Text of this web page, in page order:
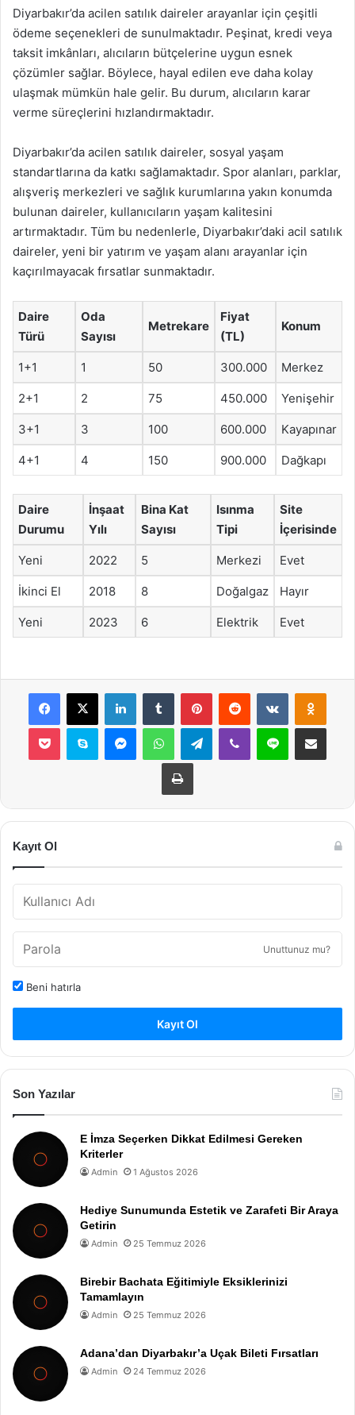
Diyarbakır’da acilen satılık daireler arayanlar için çeşitli
ödeme seçenekleri de sunulmaktadır. Peşinat, kredi veya
taksit imkânları, alıcıların bütçelerine uygun esnek
çözümler sağlar. Böylece, hayal edilen eve daha kolay
ulaşmak mümkün hale gelir. Bu durum, alıcıların karar
verme süreçlerini hızlandırmaktadır.
Diyarbakır’da acilen satılık daireler, sosyal yaşam
standartlarına da katkı sağlamaktadır. Spor alanları, parklar,
alışveriş merkezleri ve sağlık kurumlarına yakın konumda
bulunan daireler, kullanıcıların yaşam kalitesini
artırmaktadır. Tüm bu nedenlerle, Diyarbakır’daki acil satılık
daireler, yeni bir yatırım ve yaşam alanı arayanlar için
kaçırılmayacak fırsatlar sunmaktadır.
Daire
Türü
Oda
Sayısı
Metrekare
Fiyat
(TL)
Konum
1+1 1 50 300.000 Merkez
2+1 2 75 450.000 Yenişehir
3+1 3 100 600.000 Kayapınar
4+1 4 150 900.000 Dağkapı
Daire
Durumu
İnşaat
Yılı
Bina Kat
Sayısı
Isınma
Tipi
Site
İçerisinde
Yeni 2022 5 Merkezi Evet
İkinci El 2018 8 Doğalgaz Hayır
Yeni 2023 6 Elektrik Evet
Facebook
X LinkedInTumblr PinterestReddit VKontakte
Pocket Skype MessengerWhatsAppTelegramViber Line E-Posta ile
Yazdır
Kayıt Ol
Unuttunuz mu?
Beni hatırla
Kayıt Ol
Son Yazılar
E İmza Seçerken Dikkat Edilmesi Gereken
Kriterler
Admin 1 Ağustos 2026
Hediye Sunumunda Estetik ve Zarafeti Bir Araya
Getirin
Admin 25 Temmuz 2026
Birebir Bachata Eğitimiyle Eksiklerinizi
Tamamlayın
Admin 25 Temmuz 2026
Adana’dan Diyarbakır’a Uçak Bileti Fırsatları
Admin 24 Temmuz 2026